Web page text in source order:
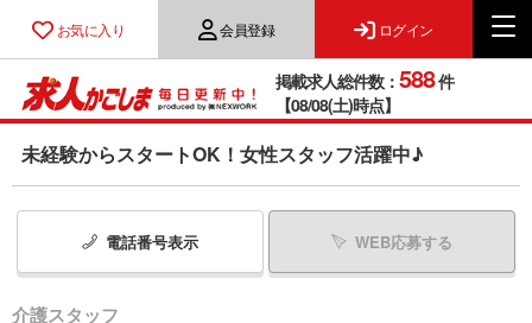
お気に入り 会員登録 ログイン
掲載求人総件数： 588件
【08/08(土)時点】
未経験からスタートOK！女性スタッフ活躍中♪
電話番号表示 WEB応募する
介護スタッフ